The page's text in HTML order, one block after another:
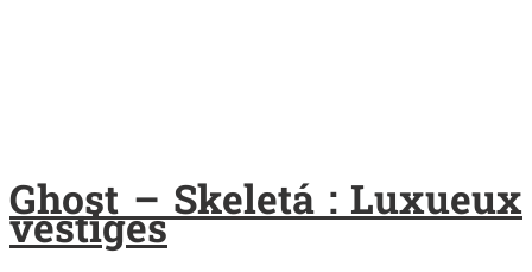
Ghost – Skeletá : Luxueux
vestiges